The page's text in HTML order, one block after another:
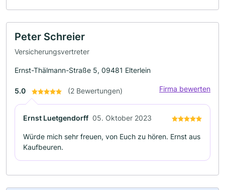
Peter Schreier
Versicherungsvertreter
Ernst-Thälmann-Straße 5, 09481 Elterlein
5.0 (2 Bewertungen) Firma bewerten
Ernst Luetgendorff 05. Oktober 2023
Würde mich sehr freuen, von Euch zu hören. Ernst aus
Kaufbeuren.